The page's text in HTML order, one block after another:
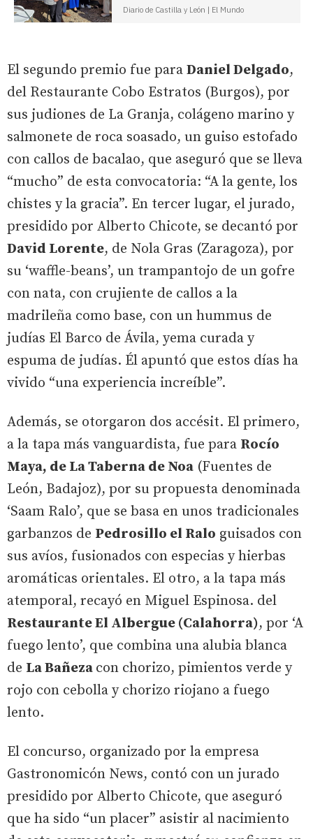
Diario de Castilla y León | El Mundo
El segundo premio fue para Daniel Delgado,
del Restaurante Cobo Estratos (Burgos), por
sus judiones de La Granja, colágeno marino y
salmonete de roca soasado, un guiso estofado
con callos de bacalao, que aseguró que se lleva
“mucho” de esta convocatoria: “A la gente, los
chistes y la gracia”. En tercer lugar, el jurado,
presidido por Alberto Chicote, se decantó por
David Lorente, de Nola Gras (Zaragoza), por
su ‘waffle-beans’, un trampantojo de un gofre
con nata, con crujiente de callos a la
madrileña como base, con un hummus de
judías El Barco de Ávila, yema curada y
espuma de judías. Él apuntó que estos días ha
vivido “una experiencia increíble”.
Además, se otorgaron dos accésit. El primero,
a la tapa más vanguardista, fue para Rocío
Maya, de La Taberna de Noa (Fuentes de
León, Badajoz), por su propuesta denominada
‘Saam Ralo’, que se basa en unos tradicionales
garbanzos de Pedrosillo el Ralo guisados con
sus avíos, fusionados con especias y hierbas
aromáticas orientales. El otro, a la tapa más
atemporal, recayó en Miguel Espinosa. del
Restaurante El Albergue (Calahorra), por ‘A
fuego lento’, que combina una alubia blanca
de La Bañeza con chorizo, pimientos verde y
rojo con cebolla y chorizo riojano a fuego
lento.
El concurso, organizado por la empresa
Gastronomicón News, contó con un jurado
presidido por Alberto Chicote, que aseguró
que ha sido “un placer” asistir al nacimiento